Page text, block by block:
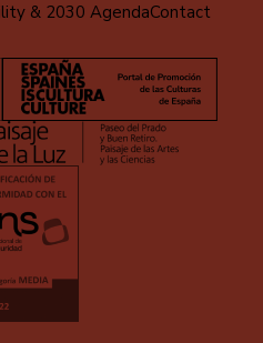
& 2030 AgendaContact